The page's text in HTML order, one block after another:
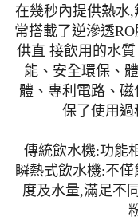
在幾秒內提供熱水
常搭載了逆滲透
供直 接飲用的水
能、安全環保、
體、專利電路、
保了使用過
傳統飲水機:功能
瞬熱式飲水機:不
度及水量,滿足不